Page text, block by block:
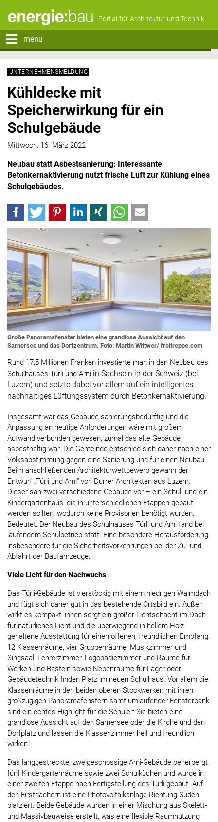
Portal für Architektur und Technik
menu
UNTERNEHMENSMELDUNG
Kühldecke mit
Speicherwirkung für ein
Schulgebäude
Mittwoch, 16. März 2022
Neubau statt Asbestsanierung: Interessante
Betonkernaktivierung nutzt frische Luft zur Kühlung eines
Schulgebäudes.
Große Panoramafenster bieten eine grandiose Aussicht auf den
Sarnersee und das Dorfzentrum. Foto: Martin Wittwer/ freitreppe.com
Rund 17,5 Millionen Franken investierte man in den Neubau des
Schulhauses Türli und Arni in Sachseln in der Schweiz (bei
Luzern) und setzte dabei vor allem auf ein intelligentes,
nachhaltiges Lüftungssystem durch Betonkernaktivierung.
Insgesamt war das Gebäude sanierungsbedürftig und die
Anpassung an heutige Anforderungen wäre mit großem
Aufwand verbunden gewesen, zumal das alte Gebäude
asbesthaltig war. Die Gemeinde entschied sich daher nach einer
Volksabstimmung gegen eine Sanierung und für einen Neubau.
Beim anschließenden Architekturwettbewerb gewann der
Entwurf „Türli und Arni“ von Durrer Architekten aus Luzern.
Dieser sah zwei verschiedene Gebäude vor – ein Schul- und ein
Kindergartenhaus, die in unterschiedlichen Etappen gebaut
werden sollten, wodurch keine Provisorien benötigt wurden.
Bedeutet: Der Neubau des Schulhauses Türli und Arni fand bei
laufendem Schulbetrieb statt. Eine besondere Herausforderung,
insbesondere für die Sicherheitsvorkehrungen bei der Zu- und
Abfahrt der Baufahrzeuge.
Viele Licht für den Nachwuchs
Das Türli-Gebäude ist vierstöckig mit einem niedrigen Walmdach
und fügt sich daher gut in das bestehende Ortsbild ein. Außen
wirkt es kompakt, innen sorgt ein großer Lichtschacht im Dach
für natürliches Licht und die überwiegend in hellem Holz
gehaltene Ausstattung für einen offenen, freundlichen Empfang.
12 Klassenräume, vier Gruppenräume, Musikzimmer und
Singsaal, Lehrerzimmer, Logopädiezimmer und Räume für
Werken und Basteln sowie Nebenräume für Lager oder
Gebäudetechnik finden Platz im neuen Schulhaus. Vor allem die
Klassenräume in den beiden oberen Stockwerken mit ihren
großzügigen Panoramafenstern samt umlaufender Fensterbank
sind ein echtes Highlight für die Schüler: Sie bieten eine
grandiose Aussicht auf den Sarnersee oder die Kirche und den
Dorfplatz und lassen die Klassenzimmer hell und freundlich
wirken.
Das langgestreckte, zweigeschossige Arni-Gebäude beherbergt
fünf Kindergartenräume sowie zwei Schulküchen und wurde in
einer zweiten Etappe nach Fertigstellung des Türli gebaut. Auf
den Firstdächern ist eine Photovoltaikanlage Richtung Süden
platziert. Beide Gebäude wurden in einer Mischung aus Skelett-
und Massivbauweise erstellt, was eine flexible Raumnutzung